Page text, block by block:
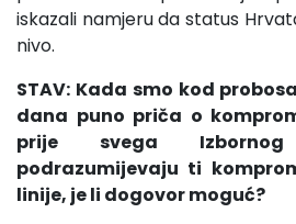
iskazali namjeru da status
nivo.
STAV: Kada smo kod
dana puno priča o
prije svega
podrazumijevaju ti
linije, je li dogovor moguć?